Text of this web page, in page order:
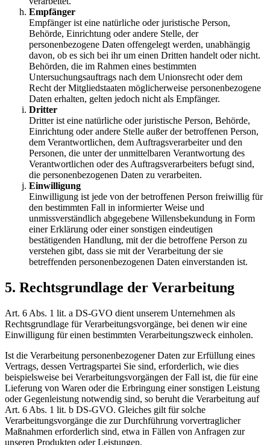
Empfänger
Empfänger ist eine natürliche oder juristische Person,
Behörde, Einrichtung oder andere Stelle, der
personenbezogene Daten offengelegt werden, unabhängig
davon, ob es sich bei ihr um einen Dritten handelt oder nicht.
Behörden, die im Rahmen eines bestimmten
Untersuchungsauftrags nach dem Unionsrecht oder dem
Recht der Mitgliedstaaten möglicherweise personenbezogene
Daten erhalten, gelten jedoch nicht als Empfänger.
Dritter
Dritter ist eine natürliche oder juristische Person, Behörde,
Einrichtung oder andere Stelle außer der betroffenen Person,
dem Verantwortlichen, dem Auftragsverarbeiter und den
Personen, die unter der unmittelbaren Verantwortung des
Verantwortlichen oder des Auftragsverarbeiters befugt sind,
die personenbezogenen Daten zu verarbeiten.
Einwilligung
Einwilligung ist jede von der betroffenen Person freiwillig für
den bestimmten Fall in informierter Weise und
unmissverständlich abgegebene Willensbekundung in Form
einer Erklärung oder einer sonstigen eindeutigen
bestätigenden Handlung, mit der die betroffene Person zu
verstehen gibt, dass sie mit der Verarbeitung der sie
betreffenden personenbezogenen Daten einverstanden ist.
5. Rechtsgrundlage der Verarbeitung
Art. 6 Abs. 1 lit. a DS-GVO dient unserem Unternehmen als
Rechtsgrundlage für Verarbeitungsvorgänge, bei denen wir eine
Einwilligung für einen bestimmten Verarbeitungszweck einholen.
Ist die Verarbeitung personenbezogener Daten zur Erfüllung eines
Vertrags, dessen Vertragspartei Sie sind, erforderlich, wie dies
beispielsweise bei Verarbeitungsvorgängen der Fall ist, die für eine
Lieferung von Waren oder die Erbringung einer sonstigen Leistung
oder Gegenleistung notwendig sind, so beruht die Verarbeitung auf
Art. 6 Abs. 1 lit. b DS-GVO. Gleiches gilt für solche
Verarbeitungsvorgänge die zur Durchführung vorvertraglicher
Maßnahmen erforderlich sind, etwa in Fällen von Anfragen zur
unseren Produkten oder Leistungen.